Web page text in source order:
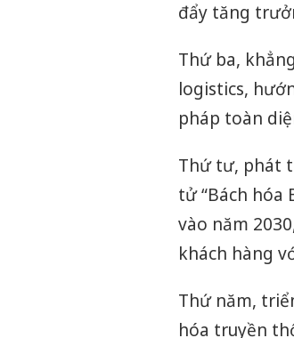
đẩy tăng
Thứ ba,
logistics,
pháp toàn
Thứ tư, phát
tử “Bách hóa
vào năm
khách hàng
Thứ năm,
hóa truyền